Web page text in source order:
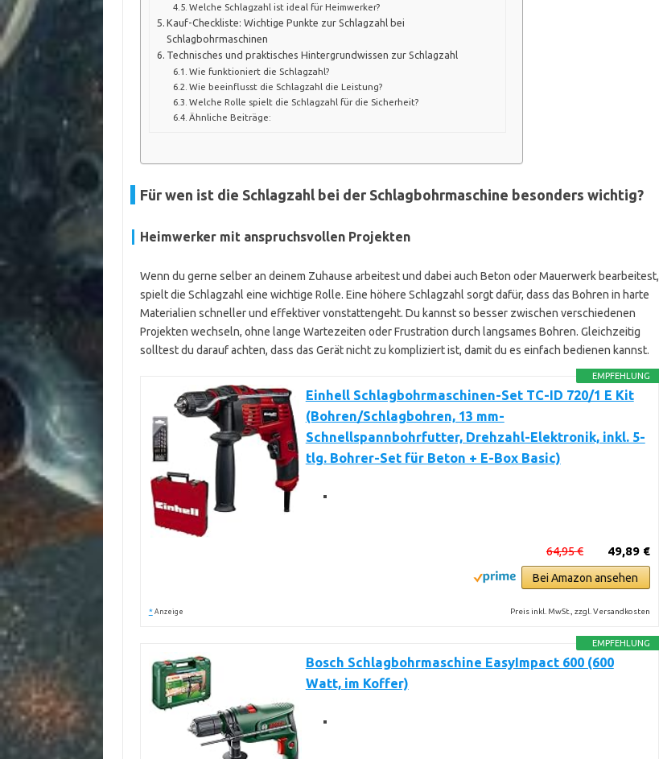
Welche Schlagzahl ist ideal für Heimwerker?
Kauf-Checkliste: Wichtige Punkte zur Schlagzahl bei
Schlagbohrmaschinen
Technisches und praktisches Hintergrundwissen zur Schlagzahl
Wie funktioniert die Schlagzahl?
Wie beeinflusst die Schlagzahl die Leistung?
Welche Rolle spielt die Schlagzahl für die Sicherheit?
Ähnliche Beiträge:
Für wen ist die Schlagzahl bei der Schlagbohrmaschine besonders wichtig?
Heimwerker mit anspruchsvollen Projekten
Wenn du gerne selber an deinem Zuhause arbeitest und dabei auch Beton oder Mauerwerk bearbeitest,
spielt die Schlagzahl eine wichtige Rolle. Eine höhere Schlagzahl sorgt dafür, dass das Bohren in harte
Materialien schneller und effektiver vonstattengeht. Du kannst so besser zwischen verschiedenen
Projekten wechseln, ohne lange Wartezeiten oder Frustration durch langsames Bohren. Gleichzeitig
solltest du darauf achten, dass das Gerät nicht zu kompliziert ist, damit du es einfach bedienen kannst.
EMPFEHLUNG
Einhell Schlagbohrmaschinen-Set TC-ID 720/1 E Kit
(Bohren/Schlagbohren, 13 mm-
Schnellspannbohrfutter, Drehzahl-Elektronik, inkl. 5-
tlg. Bohrer-Set für Beton + E-Box Basic)
49,89 €
64,95 €
Bei Amazon ansehen
* Anzeige Preis inkl. MwSt., zzgl. Versandkosten
EMPFEHLUNG
Bosch Schlagbohrmaschine EasyImpact 600 (600
Watt, im Koffer)